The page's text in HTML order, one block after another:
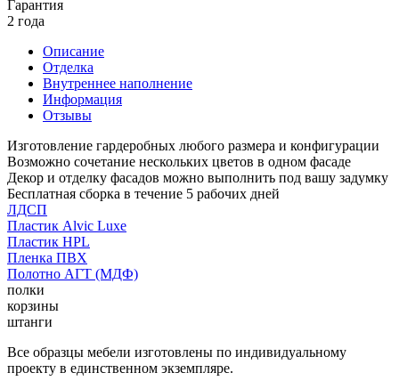
Гарантия
2 года
Описание
Отделка
Внутреннее наполнение
Информация
Отзывы
Изготовление гардеробных любого размера и конфигурации
Возможно сочетание нескольких цветов в одном фасаде
Декор и отделку фасадов можно выполнить под вашу задумку
Бесплатная сборка в течение 5 рабочих дней
ЛДСП
Пластик Alvic Luxe
Пластик HPL
Пленка ПВХ
Полотно АГТ (МДФ)
полки
корзины
штанги
Все образцы мебели изготовлены по индивидуальному
проекту в единственном экземпляре.